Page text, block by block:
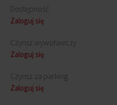
Dostępność
Zaloguj się
Czynsz wywoławczy
Zaloguj się
Czynsz za parking
Zaloguj się